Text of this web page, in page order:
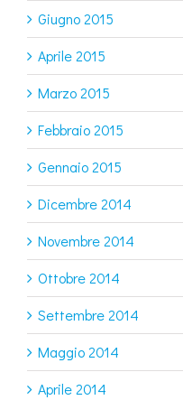
Giugno 2015
Aprile 2015
Marzo 2015
Febbraio 2015
Gennaio 2015
Dicembre 2014
Novembre 2014
Ottobre 2014
Settembre 2014
Maggio 2014
Aprile 2014